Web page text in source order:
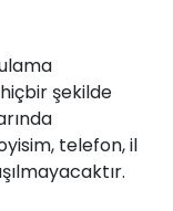
şekilde
telefon, il